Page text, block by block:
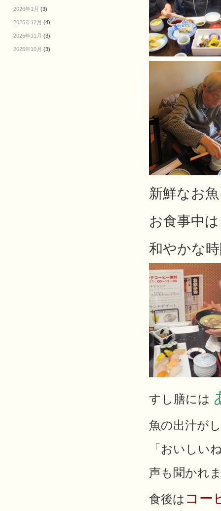
2026年1月 (3)
2025年12月 (4)
2025年11月 (3)
2025年10月 (3)
新鮮なお
お食事中
和やかな
すし膳には
魚の出汁が
「おいしい
声も聞かれ
食後は コー